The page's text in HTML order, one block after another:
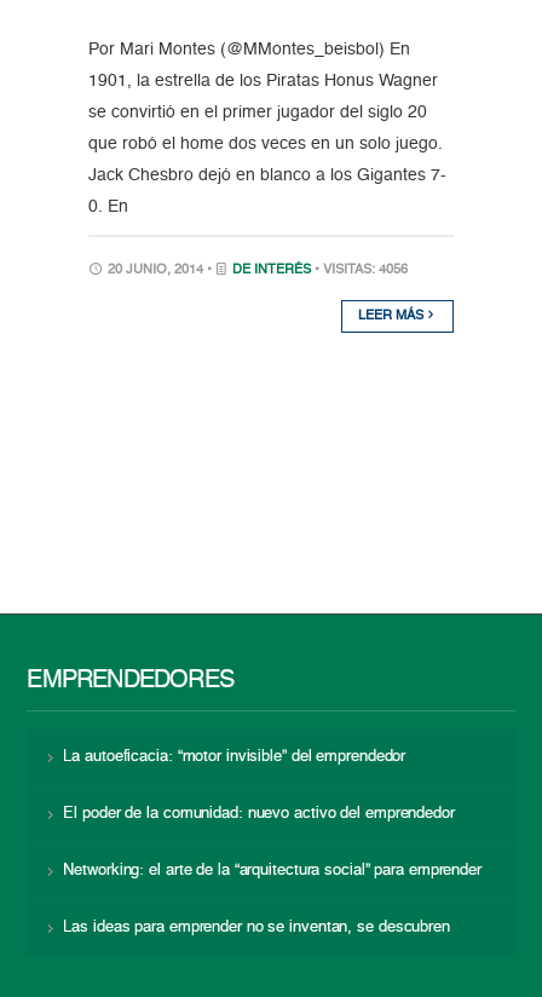
Por Mari Montes (@MMontes_beisbol) En
1901, la estrella de los Piratas Honus Wagner
se convirtió en el primer jugador del siglo 20
que robó el home dos veces en un solo juego.
Jack Chesbro dejó en blanco a los Gigantes 7-
0. En
20 JUNIO, 2014 • DE INTERÉS • VISITAS: 4056
LEER MÁS
EMPRENDEDORES
La autoeficacia: “motor invisible” del emprendedor
El poder de la comunidad: nuevo activo del emprendedor
Networking: el arte de la “arquitectura social” para emprender
Las ideas para emprender no se inventan, se descubren